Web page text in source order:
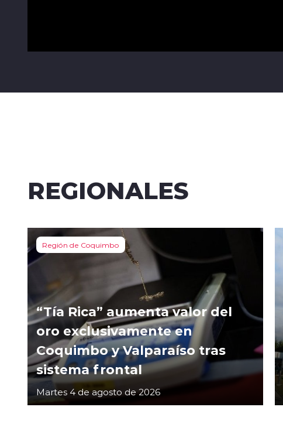
REGIONALES
Región de Coquimbo
“Tía Rica” aumenta valor del
oro exclusivamente en
Coquimbo y Valparaíso tras
sistema frontal
Martes 4 de agosto de 2026